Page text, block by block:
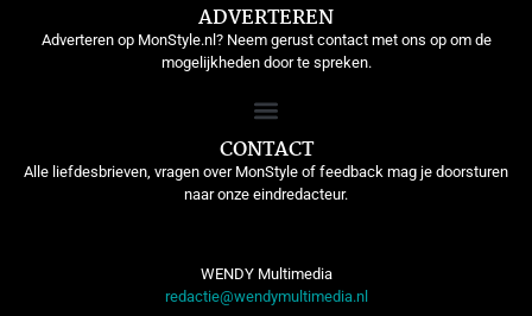
ADVERTEREN
Adverteren op MonStyle.nl? Neem gerust contact met ons op om de
mogelijkheden door te spreken.
CONTACT
Alle liefdesbrieven, vragen over MonStyle of feedback mag je doorsturen
naar onze eindredacteur.
WENDY Multimedia
redactie@wendymultimedia.nl